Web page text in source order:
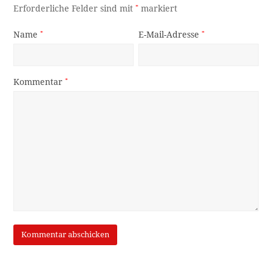
Erforderliche Felder sind mit* markiert
Name* E-Mail-Adresse*
Kommentar*